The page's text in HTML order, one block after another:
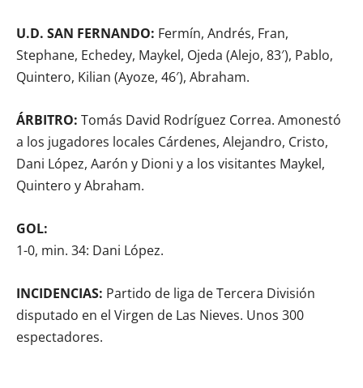
U.D. SAN FERNANDO: Fermín, Andrés, Fran,
Stephane, Echedey, Maykel, Ojeda (Alejo, 83′), Pablo,
Quintero, Kilian (Ayoze, 46′), Abraham.
ÁRBITRO: Tomás David Rodríguez Correa. Amonestó
a los jugadores locales Cárdenes, Alejandro, Cristo,
Dani López, Aarón y Dioni y a los visitantes Maykel,
Quintero y Abraham.
GOL:
1-0, min. 34: Dani López.
INCIDENCIAS: Partido de liga de Tercera División
disputado en el Virgen de Las Nieves. Unos 300
espectadores.